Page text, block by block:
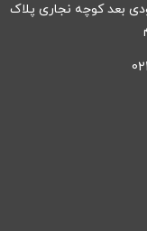
بعد کوچه نجاری پلاک